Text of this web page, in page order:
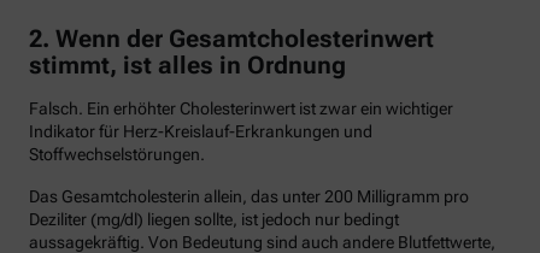
2. Wenn der Gesamtcholesterinwert
stimmt, ist alles in Ordnung
Falsch. Ein erhöhter Cholesterinwert ist zwar ein wichtiger
Indikator für Herz-Kreislauf-Erkrankungen und
Stoffwechselstörungen.
Das Gesamtcholesterin allein, das unter 200 Milligramm pro
Deziliter (mg/dl) liegen sollte, ist jedoch nur bedingt
aussagekräftig. Von Bedeutung sind auch andere Blutfettwerte,